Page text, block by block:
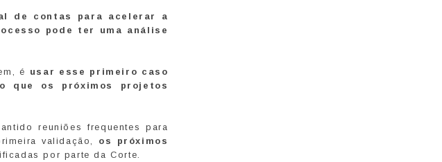
de contas para acelerar a
pode ter uma análise
é usar esse primeiro caso
que os próximos projetos
reuniões frequentes para
validação, os próximos
por parte da Corte.